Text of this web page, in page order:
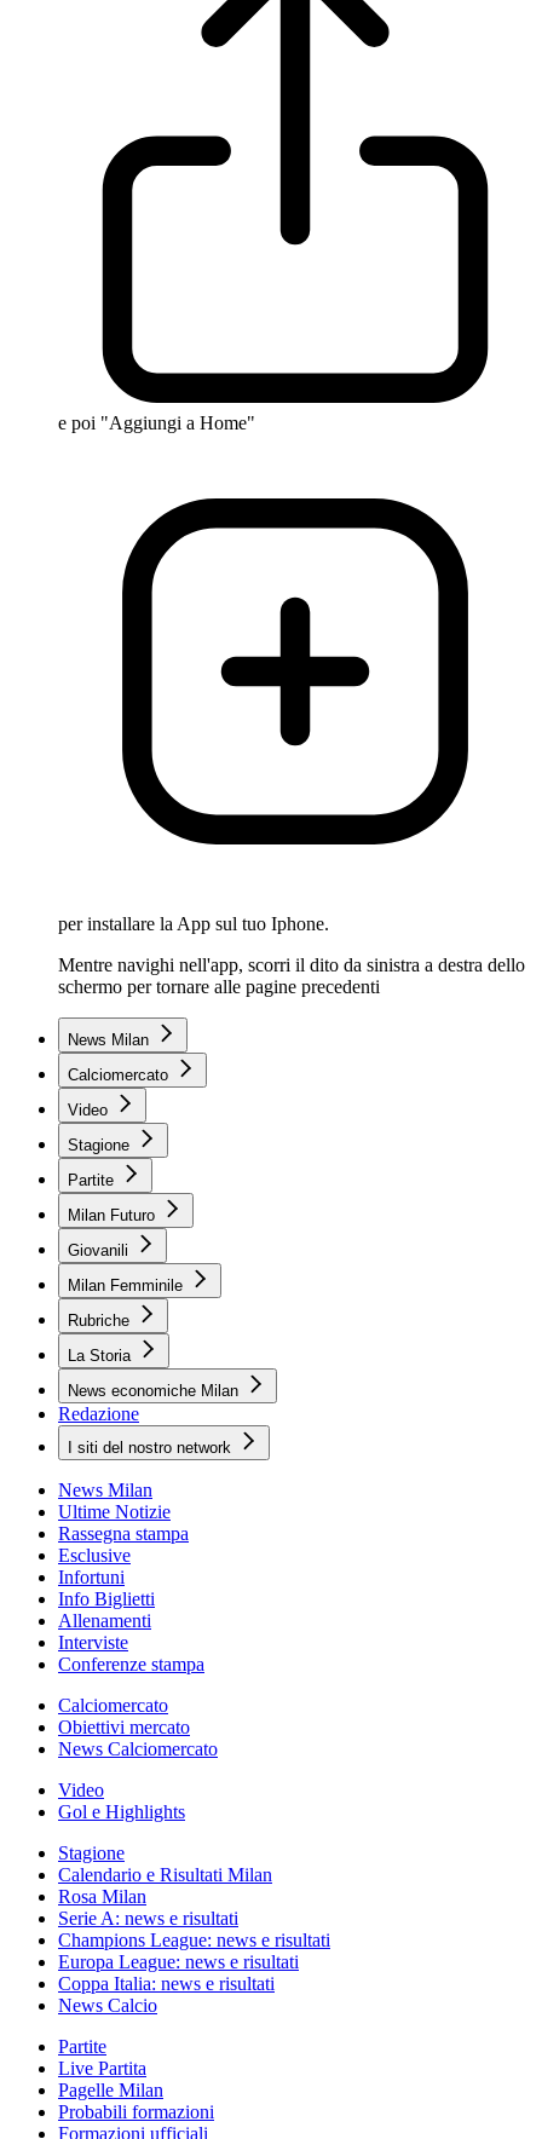
e poi "Aggiungi a Home"
per installare la App sul tuo Iphone.
Mentre navighi nell'app, scorri il dito da sinistra a destra dello
schermo per tornare alle pagine precedenti
News Milan
Calciomercato
Video
Stagione
Partite
Milan Futuro
Giovanili
Milan Femminile
Rubriche
La Storia
News economiche Milan
Redazione
I siti del nostro network
News Milan
Ultime Notizie
Rassegna stampa
Esclusive
Infortuni
Info Biglietti
Allenamenti
Interviste
Conferenze stampa
Calciomercato
Obiettivi mercato
News Calciomercato
Video
Gol e Highlights
Stagione
Calendario e Risultati Milan
Rosa Milan
Serie A: news e risultati
Champions League: news e risultati
Europa League: news e risultati
Coppa Italia: news e risultati
News Calcio
Partite
Live Partita
Pagelle Milan
Probabili formazioni
Formazioni ufficiali